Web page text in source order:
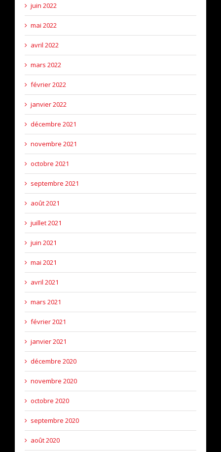
juin 2022
mai 2022
avril 2022
mars 2022
février 2022
janvier 2022
décembre 2021
novembre 2021
octobre 2021
septembre 2021
août 2021
juillet 2021
juin 2021
mai 2021
avril 2021
mars 2021
février 2021
janvier 2021
décembre 2020
novembre 2020
octobre 2020
septembre 2020
août 2020